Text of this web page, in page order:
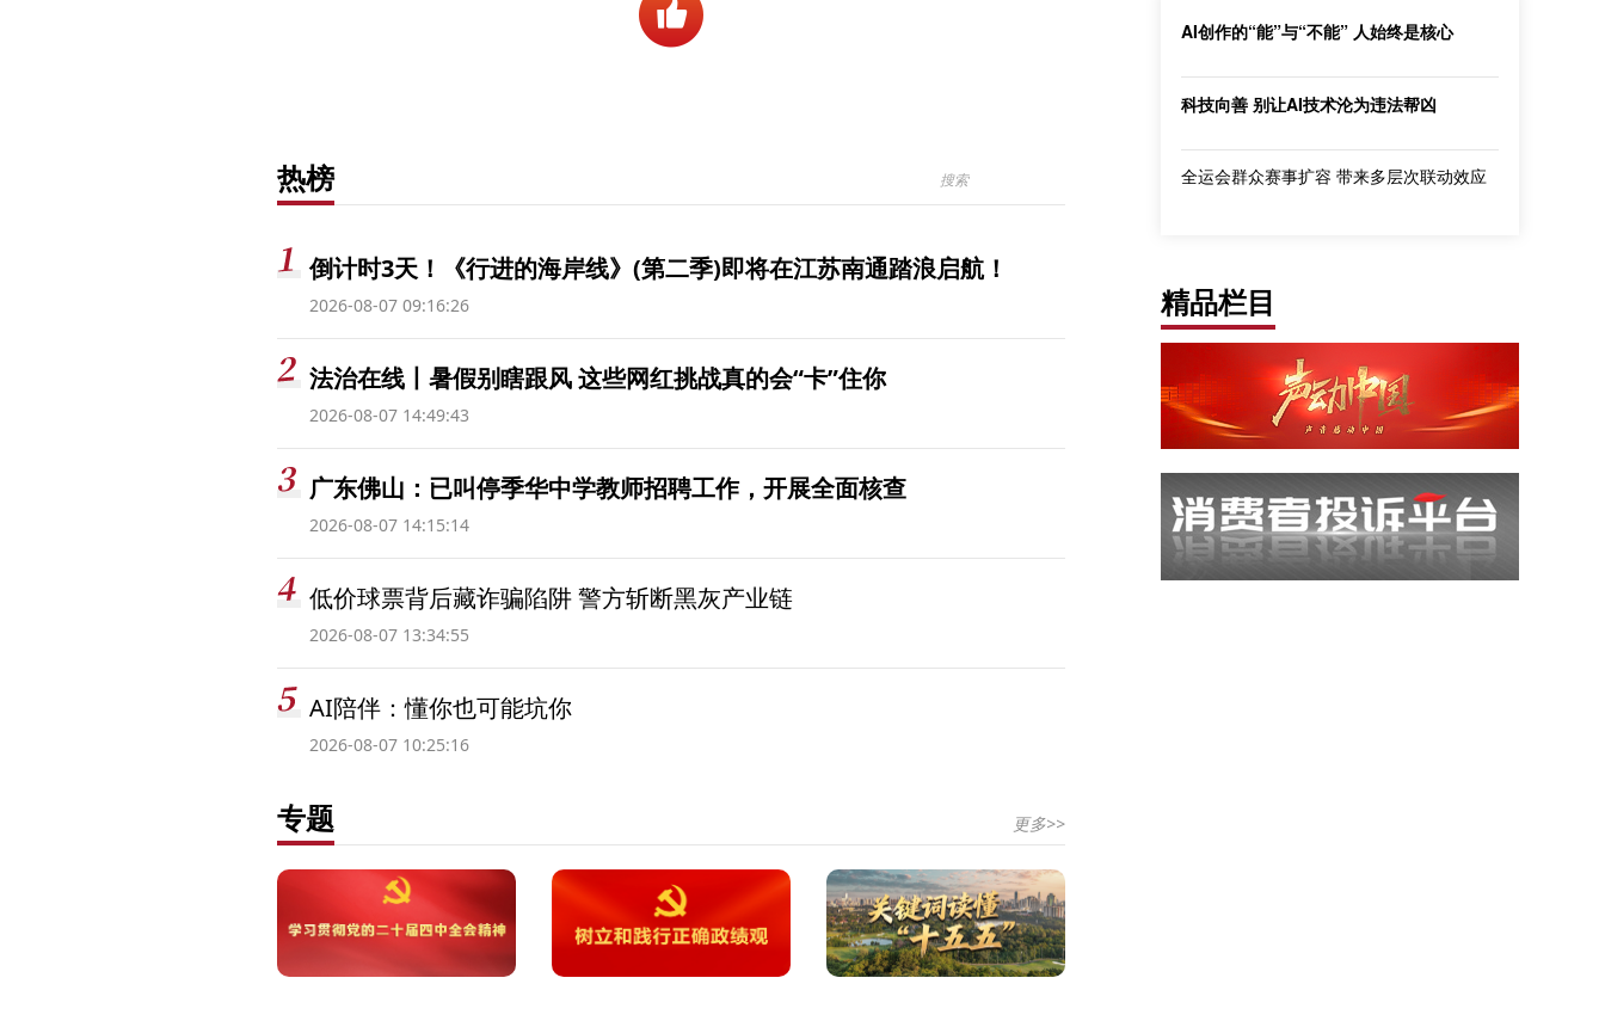
热榜
倒计时3天！《行进的海岸线》(第二季)即将在江苏南通踏浪启航！
2026-08-07 09:16:26
法治在线丨暑假别瞎跟风 这些网红挑战真的会“卡”住你
2026-08-07 14:49:43
广东佛山：已叫停季华中学教师招聘工作，开展全面核查
2026-08-07 14:15:14
低价球票背后藏诈骗陷阱 警方斩断黑灰产业链
2026-08-07 13:34:55
AI陪伴：懂你也可能坑你
2026-08-07 10:25:16
专题 更多>>
AI创作的“能”与“不能” 人始终是核心
科技向善 别让AI技术沦为违法帮凶
全运会群众赛事扩容 带来多层次联动效应
精品栏目